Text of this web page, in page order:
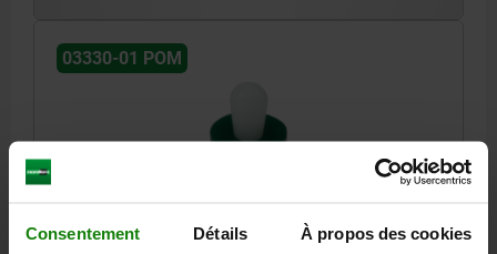
Consentement Détails À propos des cookies
03330-01 POM
POUSSOIR LAT. RESS. RESSORT RENFORCÉ D=10,